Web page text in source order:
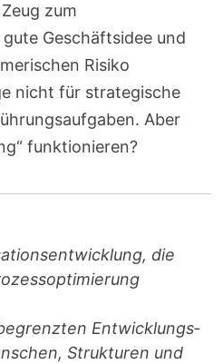
zum
Geschäftsidee und
Risiko
nicht für strategische
Aber
funktionieren?
die
Entwicklungs­
Strukturen und